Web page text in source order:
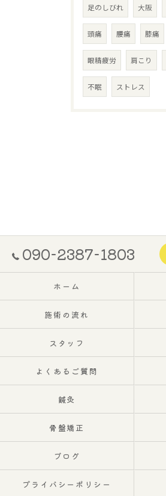
足のしびれ 大阪
頭痛 腰痛 膝痛
眼精疲労 肩こり
不眠 ストレス
090-2387-1803
ホーム
施術の流れ
スタッフ
よくあるご質問
鍼灸
骨盤矯正
ブログ
プライバシーポリシー